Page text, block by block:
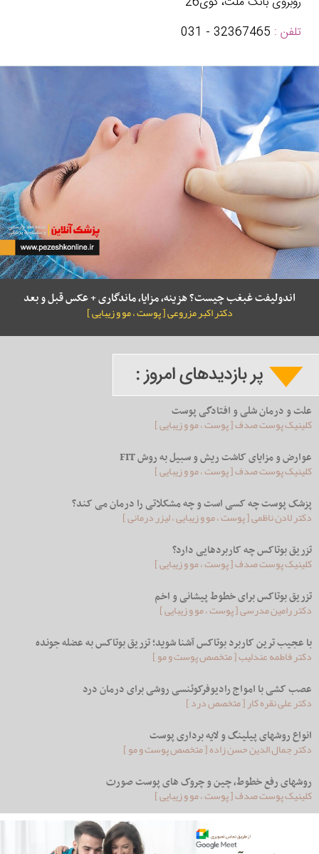
تلفن : 32367465 - 031
اندولیفت غبغب چیست؟ هزینه، مزایا، ماندگاری + عکس قبل و بعد
دکتر اکبر مزروعی [ پوست ، مو و زیبایی ]
علت و درمان شلی و افتادگی پوست
کلینیک پوست صدف [ پوست ، مو و زیبایی ]
عوارض و مزایای کاشت ریش و سبیل به روش FIT
کلینیک پوست صدف [ پوست ، مو و زیبایی ]
پزشک پوست چه کسی است و چه مشکلاتی را درمان می کند؟
دکتر لادن ناظمی [ پوست ، مو و زیبایی ، لیزر درمانی ]
تزریق بوتاکس چه کاربردهایی دارد؟
کلینیک پوست صدف [ پوست ، مو و زیبایی ]
تزریق بوتاکس برای خطوط پیشانی و اخم
دکتر رامین مدرسی [ پوست ، مو و زیبایی ]
با عجیب ترین کاربرد بوتاکس آشنا شوید؛ تزریق بوتاکس به عضله جونده
دکتر فاطمه عندلیب [ متخصص پوست و مو ]
عصب کشی با امواج رادیوفرکوئنسی روشی برای درمان درد
دکتر علی نقره کار [ متخصص درد ]
انواع روشهای پیلینگ و لایه برداری پوست
دکتر جمال الدین حسن زاده [ متخصص پوست و مو ]
روشهای رفع خطوط، چین و چروک های پوست صورت
کلینیک پوست صدف [ پوست ، مو و زیبایی ]